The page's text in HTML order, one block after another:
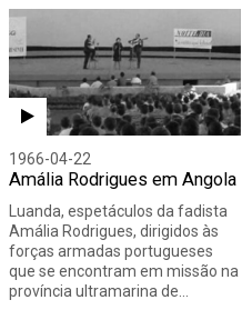
1966-04-22
Amália Rodrigues em Angola
Luanda, espetáculos da fadista
Amália Rodrigues, dirigidos às
forças armadas portugueses
que se encontram em missão na
província ultramarina de…